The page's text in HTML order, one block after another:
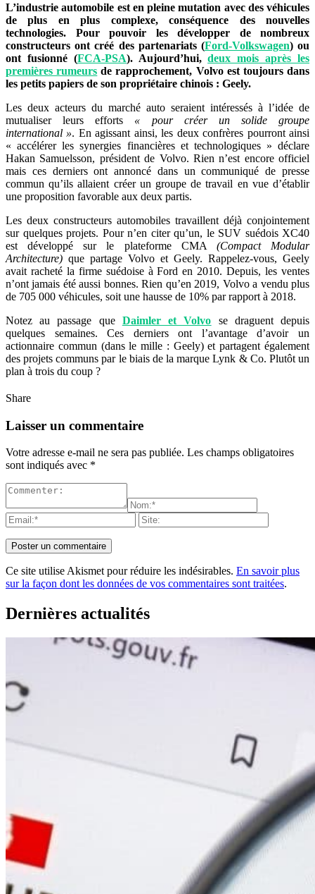
L’industrie automobile est en pleine mutation avec des véhicules
de plus en plus complexe, conséquence des nouvelles
technologies. Pour pouvoir les développer de nombreux
constructeurs ont créé des partenariats (Ford-Volkswagen) ou
ont fusionné (FCA-PSA). Aujourd’hui,deux mois après les
premières rumeurs de rapprochement, Volvo est toujours dans
les petits papiers de son propriétaire chinois : Geely.
Les deux acteurs du marché auto seraient intéressés à l’idée de
mutualiser leurs efforts « pour créer un solide groupe
international ». En agissant ainsi, les deux confrères pourront ainsi
« accélérer les synergies financières et technologiques » déclare
Hakan Samuelsson, président de Volvo. Rien n’est encore officiel
mais ces derniers ont annoncé dans un communiqué de presse
commun qu’ils allaient créer un groupe de travail en vue d’établir
une proposition favorable aux deux partis.
Les deux constructeurs automobiles travaillent déjà conjointement
sur quelques projets. Pour n’en citer qu’un, le SUV suédois XC40
est développé sur le plateforme CMA (Compact Modular
Architecture) que partage Volvo et Geely. Rappelez-vous, Geely
avait racheté la firme suédoise à Ford en 2010. Depuis, les ventes
n’ont jamais été aussi bonnes. Rien qu’en 2019, Volvo a vendu plus
de 705 000 véhicules, soit une hausse de 10% par rapport à 2018.
Notez au passage que Daimler et Volvo se draguent depuis
quelques semaines. Ces derniers ont l’avantage d’avoir un
actionnaire commun (dans le mille : Geely) et partagent également
des projets communs par le biais de la marque Lynk & Co. Plutôt un
plan à trois du coup ?
Share
Laisser un commentaire
Votre adresse e-mail ne sera pas publiée. Les champs obligatoires
sont indiqués avec *
Ce site utilise Akismet pour réduire les indésirables. En savoir plus
sur la façon dont les données de vos commentaires sont traitées.
Dernières actualités